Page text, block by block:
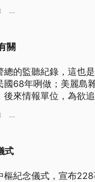
的監聽內容，民國68
...
關
的監聽紀錄，這也
68年咧做；美麗島
來情報單位，為欲
的監聽內容，民國68
...
式
紀念儀式，宣布